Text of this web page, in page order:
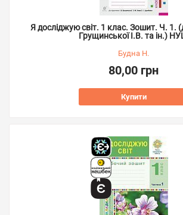
Я досліджую світ. 1 клас. Зошит. Ч. 1.
Грущинської І.В. та ін.)
Будна Н.
80,00 грн
Купити